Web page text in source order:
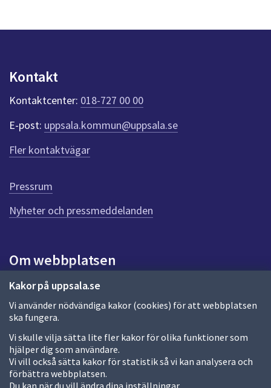
Kakor på uppsala.se
Vi använder nödvändiga kakor (cookies) för att webbplatsen
ska fungera.
Vi skulle vilja sätta lite fler kakor för olika funktioner som
hjälper dig som användare.
Vi vill också sätta kakor för statistik så vi kan analysera och
förbättra webbplatsen.
Du kan när du vill ändra dina inställningar.
n
k
t
e
r
f
ö
r
e
n
n
a
d
a
Kontakt
Kontaktcenter: 018-727 00 00
E-post: uppsala.kommun@uppsala.se
Fler kontaktvägar
Pressrum
Nyheter och pressmeddelanden
Om webbplatsen
Om webbplatsen
Allmänna handlingar och diarium
Behandling av personuppgifter
Kakor
Språk (other languages)